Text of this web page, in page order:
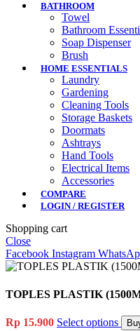
BATHROOM
Towel
Bathroom
Soap Dispenser
Brush
HOME ESSENTIALS
Laundry
Gardening
Cleaning Tools
Storage Baskets
Doormats
Ashtrays
Hand Tools
Electrical Items
Accessories
COMPARE
LOGIN / REGISTER
Shopping cart
Close
Facebook Instagram
TOPLES PLASTIK
Rp 15.900 Select options